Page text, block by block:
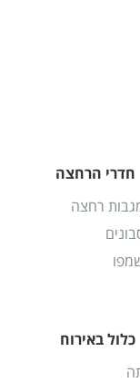
חדרי הרחצה
רחצה
כלול באירוח